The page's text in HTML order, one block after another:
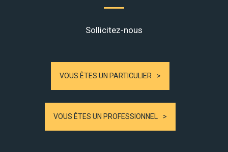
Sollicitez-nous
VOUS ÊTES UN PARTICULIER
VOUS ÊTES UN PROFESSIONNEL